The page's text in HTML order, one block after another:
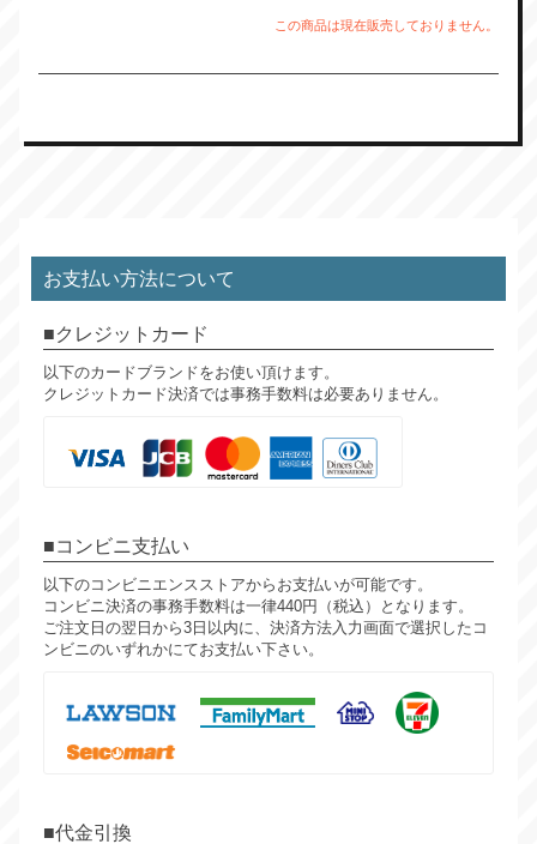
この商品は現在販売しておりません。
お支払い方法について
クレジットカード
以下のカードブランドをお使い頂けます。
クレジットカード決済では事務手数料は必要ありません。
コンビニ支払い
以下のコンビニエンスストアからお支払いが可能です。
コンビニ決済の事務手数料は一律440円（税込）となります。
ご注文日の翌日から3日以内に、決済方法入力画面で選択したコ
ンビニのいずれかにてお支払い下さい。
代金引換